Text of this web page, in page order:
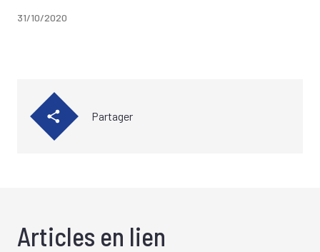
31/10/2020
Partager
Articles en lien